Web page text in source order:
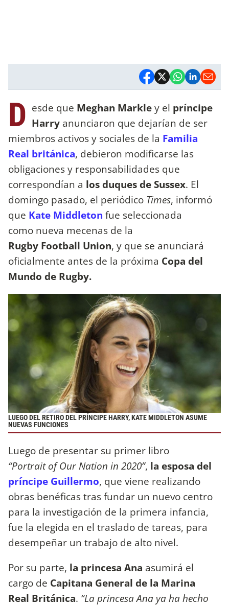
D esde que Meghan Markley el príncipe
Harry anunciaron que dejarían de ser
miembros activos y sociales de la Familia
Real británica, debieron modificarse las
obligaciones y responsabilidades que
correspondían a los duques de Sussex. El
domingo pasado, el periódico Times, informó
que Kate Middleton fue seleccionada
como nueva mecenas de la
Rugby Football Union, y que se anunciará
oficialmente antes de la próxima Copa del
Mundo de Rugby.
LUEGO DEL RETIRO DEL PRÍNCIPE HARRY, KATE MIDDLETON ASUME
NUEVAS FUNCIONES
Luego de presentar su primer libro
“Portrait of Our Nation in 2020”, la esposa del
príncipe Guillermo, que viene realizando
obras benéficas tras fundar un nuevo centro
para la investigación de la primera infancia,
fue la elegida en el traslado de tareas, para
desempeñar un trabajo de alto nivel.
Por su parte, la princesa Ana asumirá el
cargo de Capitana General de la Marina
Real Británica. “La princesa Ana ya ha hecho